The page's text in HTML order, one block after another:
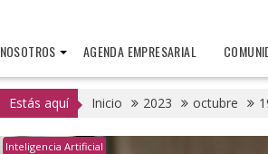
NOSOTROS AGENDA EMPRESARIAL
Estás aquí Inicio 2023 octubre
Inteligencia Artificial